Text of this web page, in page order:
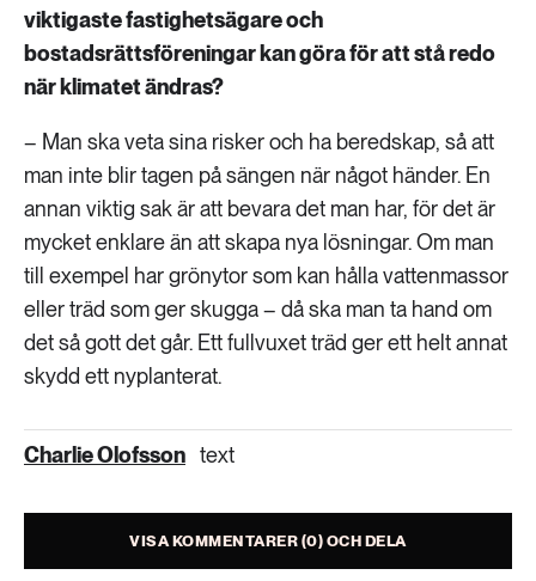
viktigaste fastighetsägare och
bostadsrättsföreningar kan göra för att stå redo
när klimatet ändras?
– Man ska veta sina risker och ha beredskap, så att
man inte blir tagen på sängen när något händer. En
annan viktig sak är att bevara det man har, för det är
mycket enklare än att skapa nya lösningar. Om man
till exempel har grönytor som kan hålla vattenmassor
eller träd som ger skugga – då ska man ta hand om
det så gott det går. Ett fullvuxet träd ger ett helt annat
skydd ett nyplanterat.
Charlie Olofsson text
VISA KOMMENTARER (0) OCH DELA